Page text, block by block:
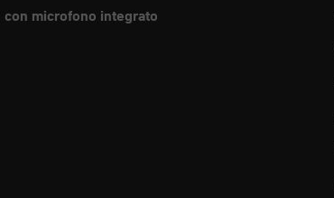
con microfono integrato